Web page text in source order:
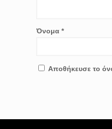
Όνομα*
Αποθήκευσε το